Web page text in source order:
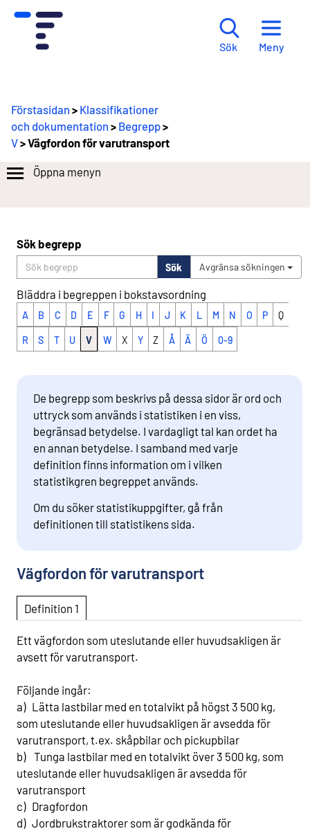
Sök Meny
Förstasidan > Klassifikationer
och dokumentation > Begrepp>
V> Vägfordon för varutransport
Öppna menyn
Sök begrepp
Sök Avgränsa sökningen
Bläddra i begreppen i bokstavsordning
A B C D E F G H I J K L M N O P Q
R S T U V W X Y Z Å Ä Ö 0-9
De begrepp som beskrivs på dessa sidor är ord och
uttryck som används i statistiken i en viss,
begränsad betydelse. I vardagligt tal kan ordet ha
en annan betydelse. I samband med varje
definition finns information om i vilken
statistikgren begreppet används.
Om du söker statistikuppgifter, gå från
definitionen till statistikens sida.
Vägfordon för varutransport
Definition 1
Ett vägfordon som uteslutande eller huvudsakligen är
avsett för varutransport.
Följande ingår:
a) Lätta lastbilar med en totalvikt på högst 3 500 kg,
som uteslutande eller huvudsakligen är avsedda för
varutransport, t.ex. skåpbilar och pickupbilar
b) Tunga lastbilar med en totalvikt över 3 500 kg, som
uteslutande eller huvudsakligen är avsedda för
varutransport
c) Dragfordon
d) Jordbrukstraktorer som är godkända för